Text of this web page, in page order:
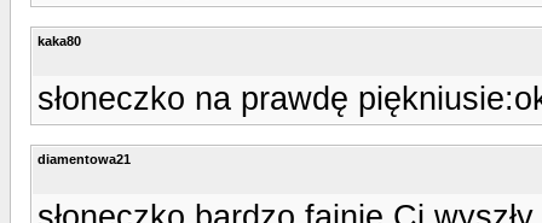
kaka80
słoneczko na prawdę
diamentowa21